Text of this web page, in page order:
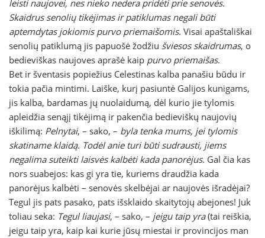
leisti naujovei, nes nieko nedera pridėti prie senovės.
Skaidrus senolių tikėjimas ir patiklumas negali būti
aptemdytas jokiomis purvo priemaišomis. Visai apaštališkai
senolių patiklumą jis papuošė žodžiu šviesos skaidrumas, o
bedieviškas naujoves aprašė kaip purvo priemaišas.
Bet ir šventasis popiežius Celestinas kalba panašiu būdu ir
tokia pačia mintimi. Laiške, kurį pasiuntė Galijos kunigams,
jis kalba, bardamas jų nuolaidumą, dėl kurio jie tylomis
apleidžia senąjį tikėjimą ir pakenčia bedieviškų naujovių
iškilimą: Pelnytai, – sako, – byla tenka mums, jei tylomis
skatiname klaidą. Todėl anie turi būti sudrausti, jiems
negalima suteikti laisvės kalbėti kada panorėjus. Gal čia kas
nors suabejos: kas gi yra tie, kuriems draudžia kada
panorėjus kalbėti – senovės skelbėjai ar naujovės išradėjai?
Tegul jis pats pasako, pats išsklaido skaitytojų abejones! Juk
toliau seka: Tegul liaujasi, – sako, – jeigu taip yra(tai reiškia,
jeigu taip yra, kaip kai kurie jūsų miestai ir provincijos man